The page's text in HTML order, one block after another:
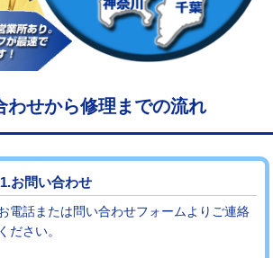
・埋め戻し作業） 11,000円~
㎝未満） 55,000円
㎝以上） 66,000円
厚さ10㎝まで） 27,500円
厚さ10㎝超え）
10㎝まで） 27,500円
10㎝超え）
わせから修理までの流れ
1.お問い合わせ
電話または問い合わせフォームよりご連絡
ください。